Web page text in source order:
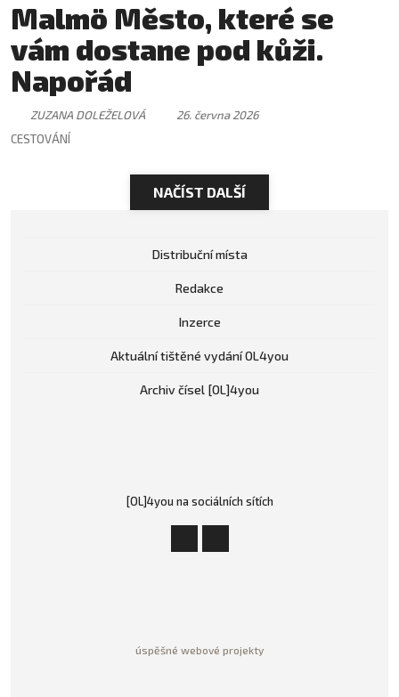
Malmö Město, které se
vám dostane pod kůži.
Napořád
ZUZANA DOLEŽELOVÁ
26. června 2026
CESTOVÁNÍ
NAČÍST DALŠÍ
Distribuční místa
Redakce
Inzerce
Aktuální tištěné vydání OL4you
Archiv čísel [OL]4you
[OL]4you na sociálních sítích
úspěšné webové projekty